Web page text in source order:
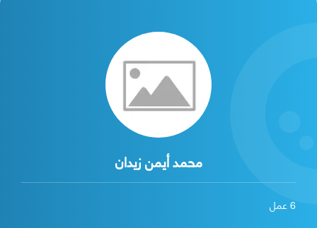
محمد أيمن زيدان
6عمل